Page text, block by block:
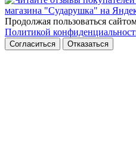
Продолжая пользоваться
Политикой
Согласиться Отказаться